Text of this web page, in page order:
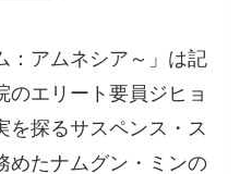
：アムネシア～」は記
エリート要員ジヒョ
を探るサスペンス・ス
めたナムグン・ミンの